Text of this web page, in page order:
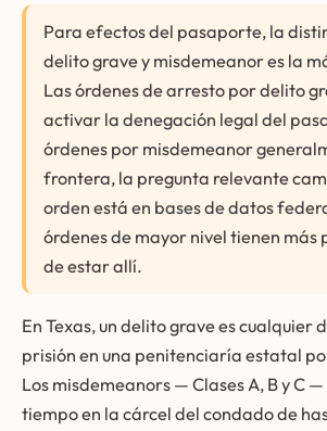
Para efectos del pasaporte, la
delito grave y misdemeanor es la
Las órdenes de arresto por delito
activar la denegación legal del
órdenes por misdemeanor
frontera, la pregunta relevante
orden está en bases de datos
órdenes de mayor nivel tienen
de estar allí.
En Texas, un delito grave es cualquier
prisión en una penitenciaría estatal
Los misdemeanors — Clases A, B y C
tiempo en la cárcel del condado de